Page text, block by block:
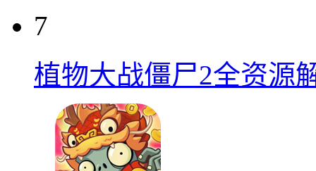
7
植物大战僵尸2全资源